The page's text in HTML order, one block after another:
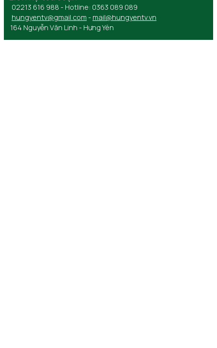
02213 616 988 - Hotline: 0363 089 089
hungyentv@gmail.com - mail@hungyentv.vn
164 Nguyễn Văn Linh - Hưng Yên